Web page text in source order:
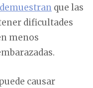
demuestran que las
dificultades
menos
causar